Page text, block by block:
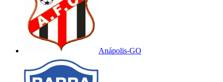
Anápolis-GO